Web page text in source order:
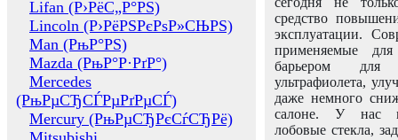
Lifan (Р›РёС„Р°РЅ)
Lincoln (Р›РёРЅРєРѕР»СЊРЅ)
Man (РњР°РЅ)
Mazda (РњР°Р·РґР°)
Mercedes
(РњРµСЂСЃРµРґРµСЃ)
Mercury (РњРµСЂРєСѓСЂРё)
средство
эксплуатации.
применяемые
барьером для
ультрафиолета,
даже немного
салоне. У нас
лобовые стекла,